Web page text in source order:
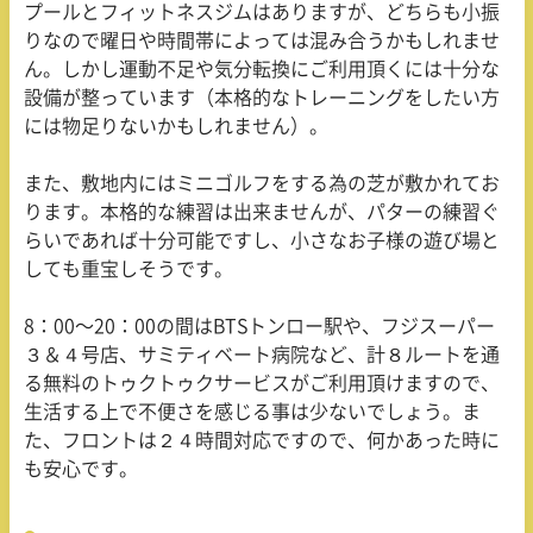
プールとフィットネスジムはありますが、どちらも小振
りなので曜日や時間帯によっては混み合うかもしれませ
ん。しかし運動不足や気分転換にご利用頂くには十分な
設備が整っています（本格的なトレーニングをしたい方
には物足りないかもしれません）。
また、敷地内にはミニゴルフをする為の芝が敷かれてお
ります。本格的な練習は出来ませんが、パターの練習ぐ
らいであれば十分可能ですし、小さなお子様の遊び場と
しても重宝しそうです。
8： 00〜20 ： 00の間は BTS トンロー駅や、フジスーパー
３＆４号店、サミティベート病院など、計８ルートを通
る無料のトゥクトゥクサービスがご利用頂けますので、
生活する上で不便さを感じる事は少ないでしょう。ま
た、フロントは２４時間対応ですので、何かあった時に
も安心です。